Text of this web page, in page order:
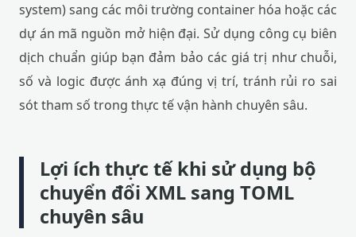
system) sang các môi trường container hóa hoặc các
dự án mã nguồn mở hiện đại. Sử dụng công cụ biên
dịch chuẩn giúp bạn đảm bảo các giá trị như chuỗi,
số và logic được ánh xạ đúng vị trí, tránh rủi ro sai
sót tham số trong thực tế vận hành chuyên sâu.
Lợi ích thực tế khi sử dụng bộ
chuyển đổi XML sang TOML
chuyên sâu